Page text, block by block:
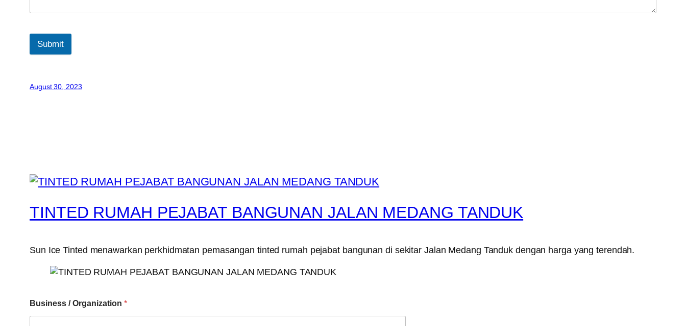
Submit
August 30, 2023
TINTED RUMAH PEJABAT BANGUNAN JALAN MEDANG TANDUK
Sun Ice Tinted menawarkan perkhidmatan pemasangan tinted rumah pejabat bangunan di sekitar Jalan Medang Tanduk dengan harga yang terendah.
Business / Organization *